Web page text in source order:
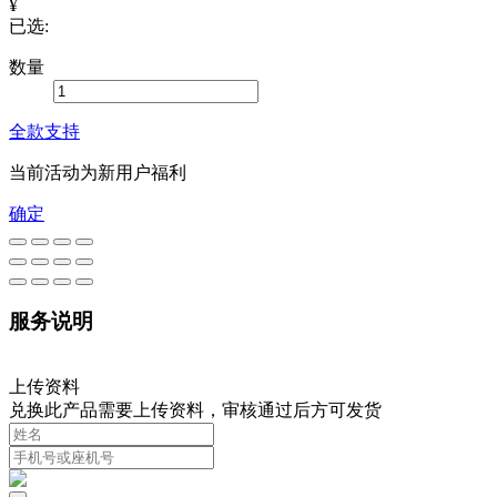
¥
已选:
数量
全款支持
当前活动为新用户福利
确定
服务说明
上传资料
兑换此产品需要上传资料，审核通过后方可发货